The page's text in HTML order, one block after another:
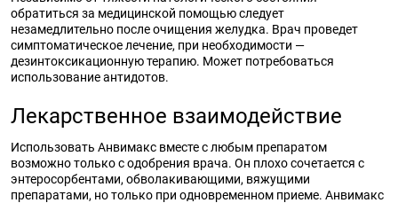
обратиться за медицинской помощью следует
незамедлительно после очищения желудка. Врач проведет
симптоматическое лечение, при необходимости —
дезинтоксикационную терапию. Может потребоваться
использование антидотов.
Лекарственное взаимодействие
Использовать Анвимакс вместе с любым препаратом
возможно только с одобрения врача. Он плохо сочетается с
энтеросорбентами, обволакивающими, вяжущими
препаратами, но только при одновременном приеме. Анвимакс